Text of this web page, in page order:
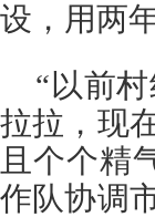
设，用两
“以前
拉拉，现
且个个精
作队协调